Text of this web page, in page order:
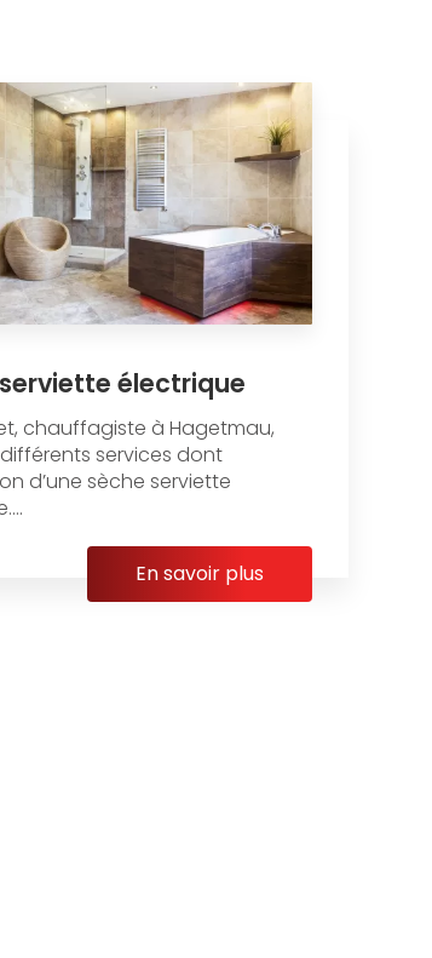
électrique
chauffagiste à Hagetmau,
services dont
d’une sèche serviette
En savoir plus